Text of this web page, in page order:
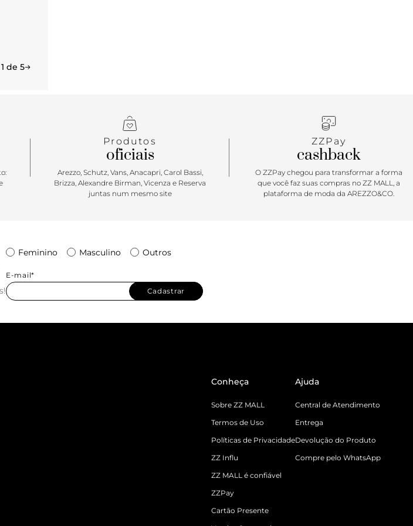
1 de 5
Produtos
oficiais
Arezzo, Schutz, Vans, Anacapri, Carol Bassi,
Brizza, Alexandre Birman, Vicenza e Reserva
juntas num mesmo site
ZZPay
cashback
O ZZPay chegou para transformar a forma
que você faz suas compras no ZZ MALL, a
plataforma de moda da AREZZO&CO.
Feminino Masculino Outros
E-mail*
Cadastrar
Conheça
Sobre ZZ MALL
Termos de Uso
Políticas de Privacidade
ZZ Influ
ZZ MALL é confiável
ZZPay
Cartão Presente
Ajuda
Central de Atendimento
Entrega
Devolução do Produto
Compre pelo WhatsApp